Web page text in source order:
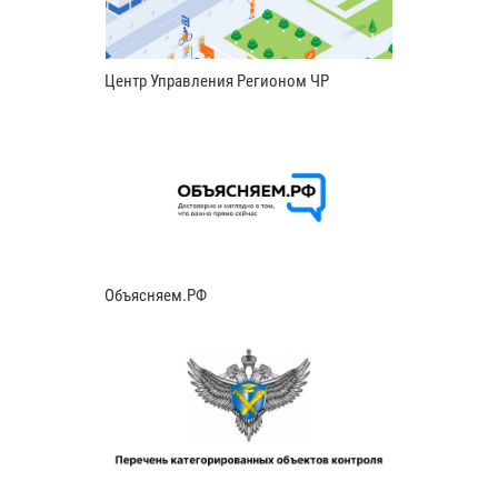
Центр Управления Регионом ЧР
Объясняем.РФ